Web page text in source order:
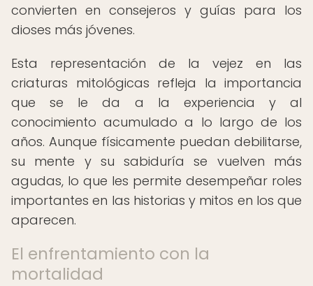
convierten en consejeros y guías para los
dioses más jóvenes.
Esta representación de la vejez en las
criaturas mitológicas refleja la importancia
que se le da a la experiencia y al
conocimiento acumulado a lo largo de los
años. Aunque físicamente puedan debilitarse,
su mente y su sabiduría se vuelven más
agudas, lo que les permite desempeñar roles
importantes en las historias y mitos en los que
aparecen.
El enfrentamiento con la
mortalidad